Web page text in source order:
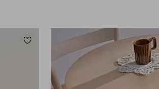
Lägg till i favoriter